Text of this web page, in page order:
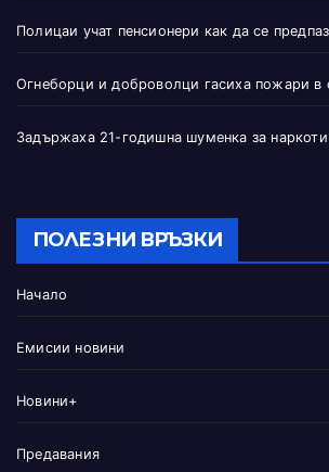
Полицаи учат пенсионери как да се
Огнеборци и доброволци гасиха пожари в
Задържаха 21-годишна шуменка за
ПОЛЕЗНИ ВРЪЗКИ
Начало
Емисии новини
Новини+
Предавания